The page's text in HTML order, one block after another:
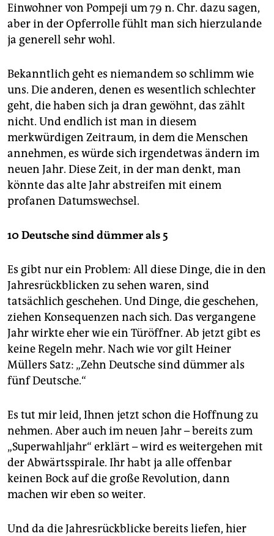
Einwohner von Pompeji um 79 n. Chr. dazu sagen,
aber in der Opferrolle fühlt man sich hierzulande
ja generell sehr wohl.
Bekanntlich geht es niemandem so schlimm wie
uns. Die anderen, denen es wesentlich schlechter
geht, die haben sich ja dran gewöhnt, das zählt
nicht. Und endlich ist man in diesem
merkwürdigen Zeitraum, in dem die Menschen
annehmen, es würde sich irgendetwas ändern im
neuen Jahr. Diese Zeit, in der man denkt, man
könnte das alte Jahr abstreifen mit einem
profanen Datumswechsel.
10 Deutsche sind dümmer als 5
Es gibt nur ein Problem: All diese Dinge, die in den
Jahresrückblicken zu sehen waren, sind
tatsächlich geschehen. Und Dinge, die geschehen,
ziehen Konsequenzen nach sich. Das vergangene
Jahr wirkte eher wie ein Türöffner. Ab jetzt gibt es
keine Regeln mehr. Nach wie vor gilt Heiner
Müllers Satz: „Zehn Deutsche sind dümmer als
fünf Deutsche.“
Es tut mir leid, Ihnen jetzt schon die Hoffnung zu
nehmen. Aber auch im neuen Jahr – bereits zum
„Superwahljahr“ erklärt – wird es weitergehen mit
der Abwärtsspirale. Ihr habt ja alle offenbar
keinen Bock auf die große Revolution, dann
machen wir eben so weiter.
Und da die Jahresrückblicke bereits liefen, hier